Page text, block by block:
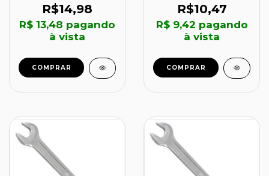
R$14,98
R$ 13,48 pagando
à vista
R$10,47
R$ 9,42 pagando
à vista
COMPRAR